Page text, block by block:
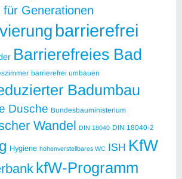
Generationen
barrierefrei
Barrierefreies Bad
barrierefrei umbauen
Badumbau
Dusche Bundesbauministerium
Wandel DIN 18040 DIN 18040-2
Hygiene höhenverstellbares WC ISH KfW
kfW-Programm